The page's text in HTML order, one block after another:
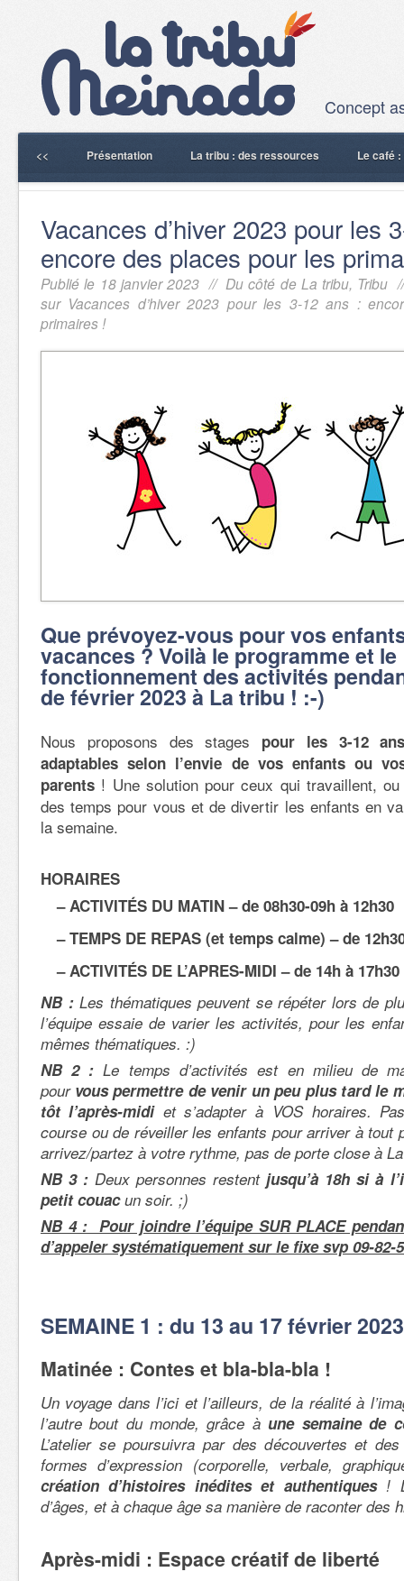
Concept
<< Présentation La tribu : des ressources Le café
Vacances d’hiver 2023 pour les
encore des places pour les
Publié le 18 janvier 2023 // Du côté de La tribu, Tribu
sur Vacances d’hiver 2023 pour les 3-12 ans :
primaires !
Que prévoyez-vous pour vos
vacances ? Voilà le programme et le
fonctionnement des activités
de février 2023 à La tribu ! :-)
Nous proposons des stages pour les 3-12
adaptables selon l’envie de vos enfants ou
parents ! Une solution pour ceux qui travaillent, ou
des temps pour vous et de divertir les enfants en
la semaine.
HORAIRES
– ACTIVITÉS DU MATIN – de 08h30-09h à 12h30
– TEMPS DE REPAS (et temps calme) – de
– ACTIVITÉS DE L’APRES-MIDI – de 14h à 17h30
NB : Les thématiques peuvent se répéter lors de
l’équipe essaie de varier les activités, pour les
mêmes thématiques. :)
NB 2 : Le temps d’activités est en milieu de
pour vous permettre de venir un peu plus tard le
tôt l’après-midiet s’adapter à VOS horaires.
course ou de réveiller les enfants pour arriver à tout
arrivez/partez à votre rythme, pas de porte close à
NB 3 : Deux personnes restent jusqu’à 18h si à
petit couacun soir. ;)
NB 4 : Pour joindre l’équipe SUR PLACE
d’appeler systématiquement sur le fixe svp 09-82-
SEMAINE 1 : du 13 au 17 février 2023
Matinée : Contes et bla-bla-bla !
Un voyage dans l’ici et l’ailleurs, de la réalité à
l’autre bout du monde, grâce à une semaine de
L’atelier se poursuivra par des découvertes et
formes d’expression (corporelle, verbale,
création d’histoires inédites et authentiques !
d’âges, et à chaque âge sa manière de raconter des
Après-midi : Espace créatif de liberté